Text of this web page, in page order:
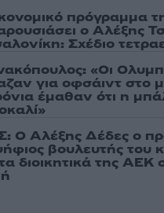
πρόγραμμα
ο Αλέξης
Σχέδιο
«Οι
για οφσάιντ στο
έμαθαν ότι η
Ο Αλέξης Δέδες ο
βουλευτής του
διοικητικά της ΑΕΚ